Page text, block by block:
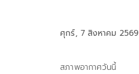
ศุกร์, 7 สิงหาคม 2569
สภาพอากาศวันนี้